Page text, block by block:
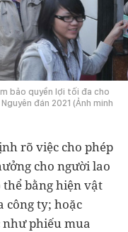
bảo quyền lợi tối đa cho
đán 2021 (Ảnh minh
rõ việc cho phép
cho người lao
thể bằng hiện vật
công ty; hoặc
phiếu mua